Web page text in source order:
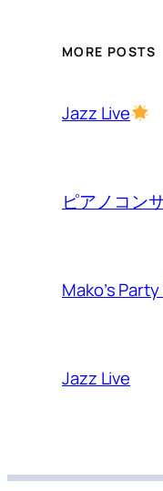
MORE POSTS
Jazz Live
ピアノコン
Mako’s
Jazz Live